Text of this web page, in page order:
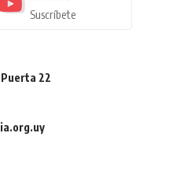
Suscríbete
22